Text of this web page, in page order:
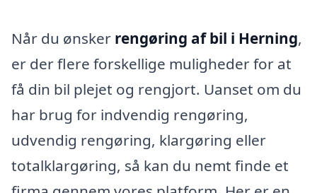
Når du ønsker rengøring af bil i Herning,
er der flere forskellige muligheder for at
få din bil plejet og rengjort. Uanset om du
har brug for indvendig rengøring,
udvendig rengøring, klargøring eller
totalklargøring, så kan du nemt finde et